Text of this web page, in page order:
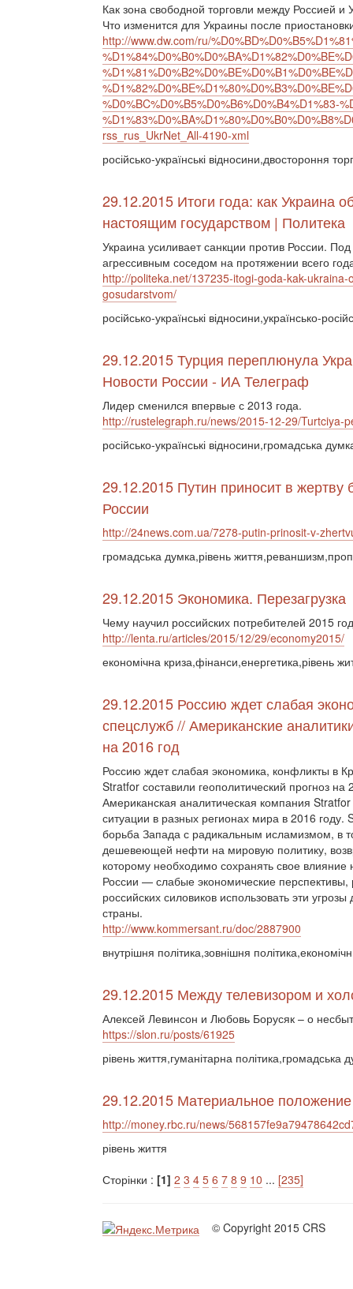
Как зона свободной торговли между Россией
Что изменится для Украины после
http://www.dw.com/ru/
%D0%BC%D0%B5%D0%B6%D0%B4%D1%83-
rss_rus_UkrNet_All-4190-xml
російсько-українські відносини,двостороння
29.12.2015 Итоги года: как Украина
настоящим государством | Политека
Украина усиливает санкции против России.
агрессивным соседом на протяжении всего
http://politeka.net/137235-itogi-goda-kak-
gosudarstvom/
російсько-українські відносини,українсько-
29.12.2015 Турция переплюнула
Новости России - ИА Телеграф
Лидер сменился впервые с 2013 года.
http://rustelegraph.ru/news/2015-12-29/Turtciya-
російсько-українські відносини,громадська
29.12.2015 Путин приносит в жертву
России
http://24news.com.ua/7278-putin-prinosit-v-
громадська думка,рівень
29.12.2015 Экономика. Перезагрузка
Чему научил российских потребителей 2015 год
http://lenta.ru/articles/2015/12/29/economy2015/
економічна криза,фінанси,енергетика,рівень
29.12.2015 Россию ждет слабая
спецслужб // Американские
на 2016 год
Россию ждет слабая экономика, конфликты в
Stratfor составили геополитический прогноз
Американская аналитическая компания
ситуации в разных регионах мира в 2016
борьба Запада с радикальным исламизмом, в
дешевеющей нефти на мировую политику,
которому необходимо сохранять свое
России — слабые экономические
российских силовиков использовать эти
страны.
http://www.kommersant.ru/doc/2887900
внутрішня політика,зовнішня
29.12.2015 Между телевизором и
Алексей Левинсон и Любовь Борусяк – о
https://slon.ru/posts/61925
рівень життя,гуманітарна політика,громадська
29.12.2015 Материальное
http://money.rbc.ru/news/
рівень життя
Сторінки : [1] 2 3 4 5 6 7 8 9 10 ... [235]
© Copyright 2015 CRS